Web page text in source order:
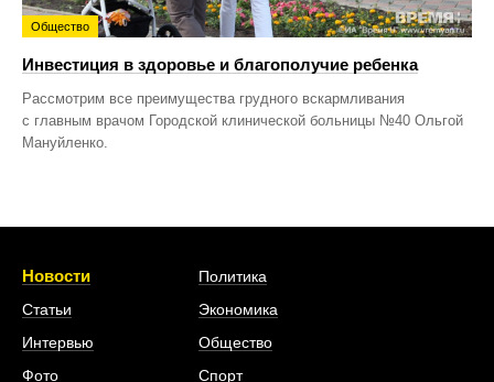
Общество
Инвестиция в здоровье и благополучие ребенка
Рассмотрим все преимущества грудного вскармливания
с главным врачом Городской клинической больницы №40 Ольгой
Мануйленко.
Новости
Статьи
Интервью
Фото
Политика
Экономика
Общество
Спорт